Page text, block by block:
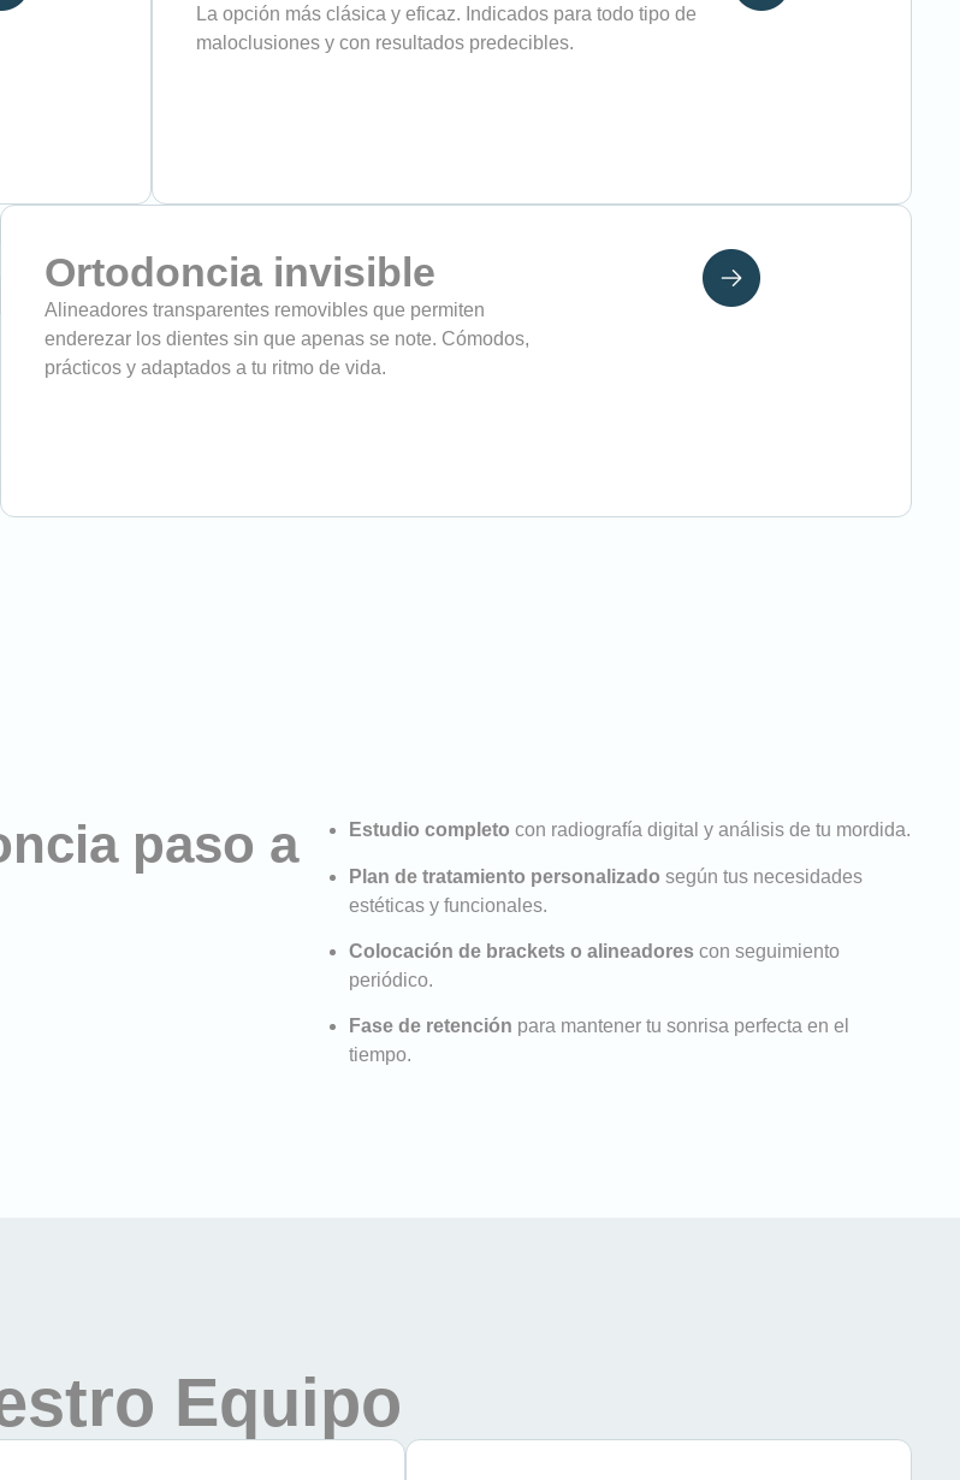
La opción más clásica y eficaz. Indicados para todo tipo de
maloclusiones y con resultados predecibles.
Ortodoncia invisible
Alineadores transparentes removibles que permiten
enderezar los dientes sin que apenas se note. Cómodos,
prácticos y adaptados a tu ritmo de vida.
paso a
Estudio completo con radiografía digital y análisis de tu mordida.
Plan de tratamiento personalizado según tus necesidades
estéticas y funcionales.
Colocación de brackets o alineadorescon seguimiento
periódico.
Fase de retención para mantener tu sonrisa perfecta en el
tiempo.
Equipo